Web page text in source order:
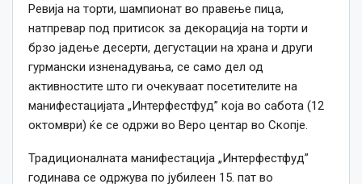
Ревија на торти, шампионат во правење пица,
натпревар под притисок за декорација на торти и
брзо јадење десерти, дегустации на храна и други
гурмански изненадувања, се само дел од
активностите што ги очекуваат посетителите на
манифестацијата „Интерфестфуд” која во сабота (12
октомври) ќе се одржи во Веро центар во Скопје.
Традиционалната манифестација „Интерфестфуд”
годинава се одржува по јубилеен 15. пат во